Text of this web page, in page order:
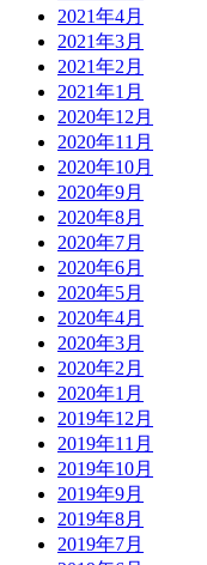
2021年4月
2021年3月
2021年2月
2021年1月
2020年12月
2020年11月
2020年10月
2020年9月
2020年8月
2020年7月
2020年6月
2020年5月
2020年4月
2020年3月
2020年2月
2020年1月
2019年12月
2019年11月
2019年10月
2019年9月
2019年8月
2019年7月